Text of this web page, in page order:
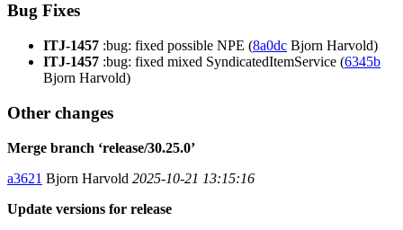
Bug Fixes
ITJ-1457 :bug: fixed possible NPE (8a0dc Bjorn Harvold)
ITJ-1457 :bug: fixed mixed SyndicatedItemService (6345b
Bjorn Harvold)
Other changes
Merge branch ‘release/30.25.0’
a3621 Bjorn Harvold 2025-10-21 13:15:16
Update versions for release